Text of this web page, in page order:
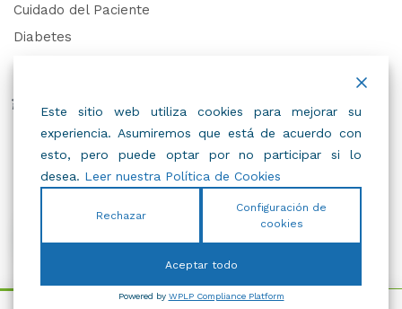
Cuidado del Paciente
Diabetes
Derechos de Datos Personales
Trabaja con Nosotros
Todos Los Derechos Reservados.
Este sitio web utiliza cookies para mejorar su
experiencia. Asumiremos que está de acuerdo con
esto, pero puede optar por no participar si lo
desea. Leer nuestra Política de Cookies
Rechazar
Configuración de
cookies
Aceptar todo
Powered by WPLP Compliance Platform